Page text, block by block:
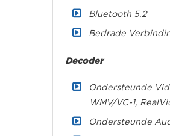
Bluetooth 5.2
Bedrade
Decoder
Ondersteunde
WMV/VC-1,
Ondersteunde